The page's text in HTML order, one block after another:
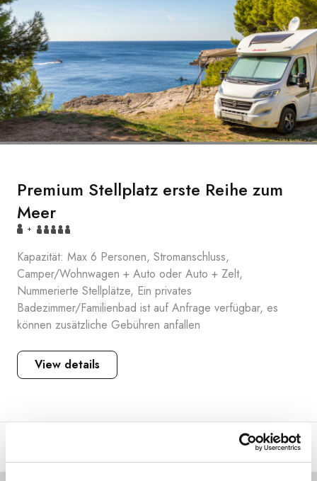
Premium Stellplatz erste Reihe zum
Meer
+
Kapazität: Max 6 Personen, Stromanschluss,
Camper/Wohnwagen + Auto oder Auto + Zelt,
Nummerierte Stellplätze, Ein privates
Badezimmer/Familienbad ist auf Anfrage verfügbar, es
können zusätzliche Gebühren anfallen
View details
This unit is available at the property, but not for the dates you
requested.